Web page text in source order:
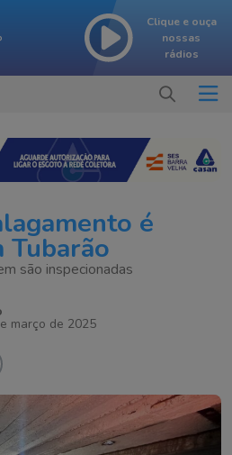
Clique e ouça
nossas
rádios
é
são inspecionadas
março de 2025